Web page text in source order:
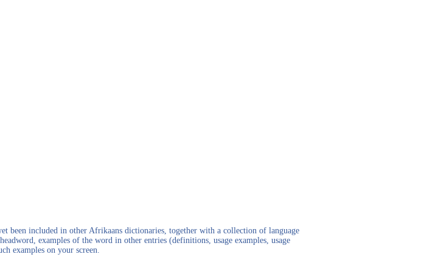
been included in other Afrikaans dictionaries, together with a collection of language
examples of the word in other entries (definitions, usage examples, usage
examples on your screen.